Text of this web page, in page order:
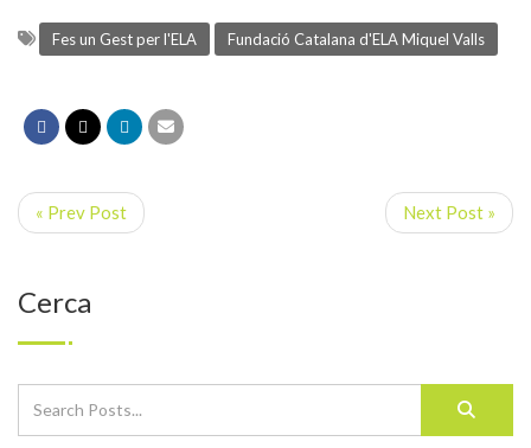
Fes un Gest per l'ELA Fundació Catalana d'ELA Miquel Valls
« Prev Post Next Post »
Cerca